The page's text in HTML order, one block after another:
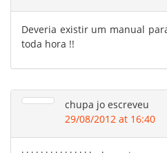
Deveria existir um manual
toda hora !!
chupa jo escreveu
29/08/2012 at 16:40